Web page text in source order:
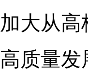
加大从
高质量发